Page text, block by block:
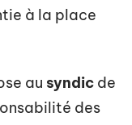
à la place
au syndic de
des